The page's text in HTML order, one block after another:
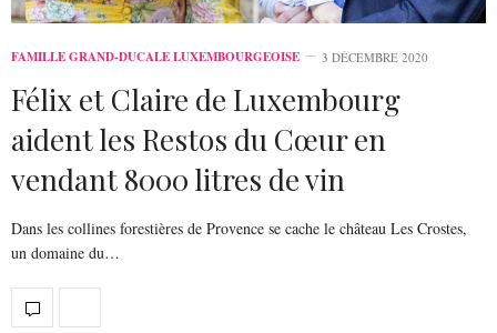
FAMILLE GRAND-DUCALE LUXEMBOURGEOISE 3 DÉCEMBRE 2020
Félix et Claire de Luxembourg
aident les Restos du Cœur en
vendant 8000 litres de vin
Dans les collines forestières de Provence se cache le château Les Crostes,
un domaine du…